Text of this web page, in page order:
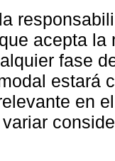
acepta
fase
estará
en